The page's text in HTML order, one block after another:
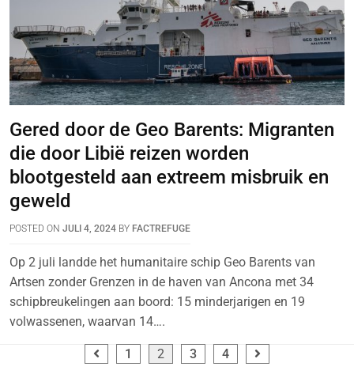
Gered door de Geo Barents: Migranten
die door Libië reizen worden
blootgesteld aan extreem misbruik en
geweld
POSTED ON JULI 4, 2024 BY FACTREFUGE
Op 2 juli landde het humanitaire schip Geo Barents van
Artsen zonder Grenzen in de haven van Ancona met 34
schipbreukelingen aan boord: 15 minderjarigen en 19
volwassenen, waarvan 14….
1 2 3 4